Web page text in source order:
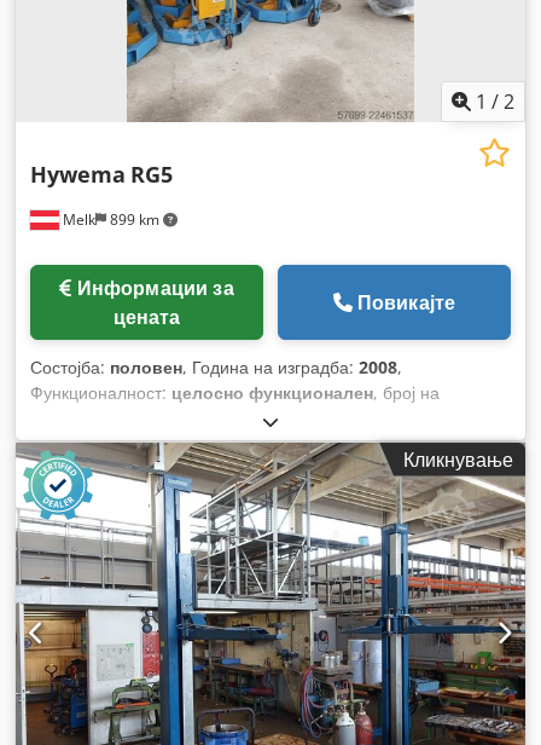
1 /2
Melk 899 km
Hywema RG5
цената
Повикајте
Состојба: половен, Година на изградба: 2008,
Функционалност: целосно функционален, број на
, носење капацитет:
Кликнување